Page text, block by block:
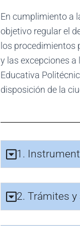
En cumplimiento a
objetivo regular el
los procedimientos
y las excepciones
Educativa
disposición de la
1.
2. Trámites